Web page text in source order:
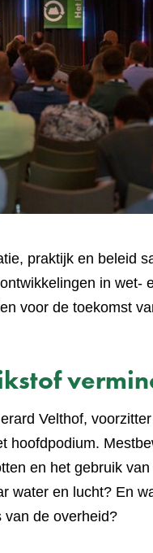
praktijk en beleid
in wet-
voor de toekomst
Velthof,
hoofdpodium.
en het gebruik
water en lucht? En
van de overheid?